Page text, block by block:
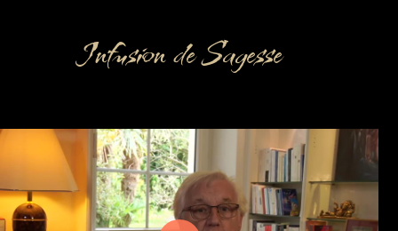
Infusion de Sagesse